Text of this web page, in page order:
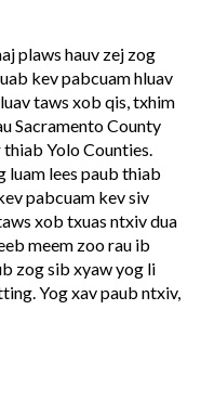
plaws hauv zej zog
kev pabcuam hluav
taws xob qis, txhim
Sacramento County
Yolo Counties.
luam lees paub thiab
pabcuam kev siv
xob txuas ntxiv dua
meem zoo rau ib
zog sib xyaw yog li
Yog xav paub ntxiv,